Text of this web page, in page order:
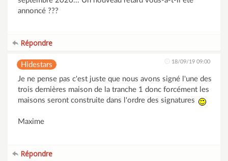
annoncé ???
Répondre
Hidestars 18/09/19 09:00
Je ne pense pas c'est juste que nous avons signé l'une des
trois dernières maison de la tranche 1 donc forcément les
maisons seront construite dans l'ordre des signatures
Maxime
Répondre